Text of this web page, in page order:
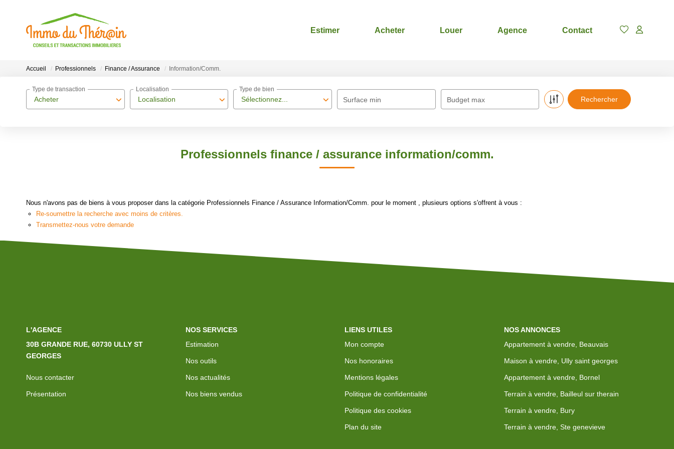
Estimer Acheter Louer Agence Contact
Accueil Professionnels Finance / Assurance Information/Comm.
Acheter
Type de transaction
Localisation
Localisation
Sélectionnez...
Type de bien
Surface min Budget max
Professionnels finance / assurance information/comm.
Nous n'avons pas de biens à vous proposer dans la catégorie Professionnels Finance / Assurance Information/Comm. pour le moment , plusieurs options s'offrent à vous :
Re-soumettre la recherche avec moins de critères.
Transmettez-nous votre demande
L'AGENCE
30B GRANDE RUE, 60730 ULLY ST
GEORGES
Nous contacter
Présentation
NOS SERVICES
Estimation
Nos outils
Nos actualités
Nos biens vendus
LIENS UTILES
Mon compte
Nos honoraires
Mentions légales
Politique de confidentialité
Politique des cookies
Plan du site
NOS ANNONCES
Appartement à vendre, Beauvais
Maison à vendre, Ully saint georges
Appartement à vendre, Bornel
Terrain à vendre, Bailleul sur therain
Terrain à vendre, Bury
Terrain à vendre, Ste genevieve